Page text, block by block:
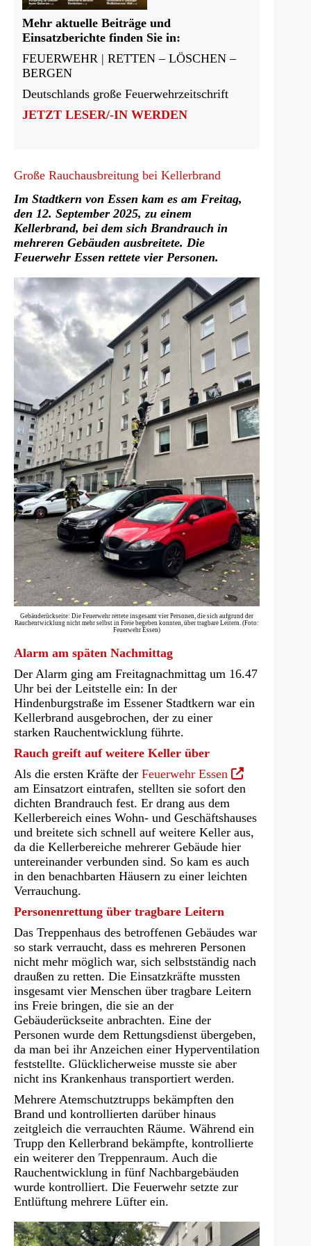
Mehr aktuelle Beiträge und
Einsatzberichte finden Sie in:
FEUERWEHR | RETTEN – LÖSCHEN –
BERGEN
Deutschlands große Feuerwehrzeitschrift
JETZT LESER/-IN WERDEN
Große Rauchausbreitung bei Kellerbrand
Im Stadtkern von Essen kam es am Freitag,
den 12. September 2025, zu einem
Kellerbrand, bei dem sich Brandrauch in
mehreren Gebäuden ausbreitete. Die
Feuerwehr Essen rettete vier Personen.
Gebäuderückseite: Die Feuerwehr rettete insgesamt vier Personen, die sich aufgrund der
Rauchentwicklung nicht mehr selbst in Freie begeben konnten, über tragbare Leitern. (Foto:
Feuerwehr Essen)
Alarm am späten Nachmittag
Der Alarm ging am Freitagnachmittag um 16.47
Uhr bei der Leitstelle ein: In der
Hindenburgstraße im Essener Stadtkern war ein
Kellerbrand ausgebrochen, der zu einer
starken Rauchentwicklung führte.
Rauch greift auf weitere Keller über
Als die ersten Kräfte der Feuerwehr Essen (Öffnet
in
einem
neuen
Tab)
am Einsatzort eintrafen, stellten sie sofort den
dichten Brandrauch fest. Er drang aus dem
Kellerbereich eines Wohn- und Geschäftshauses
und breitete sich schnell auf weitere Keller aus,
da die Kellerbereiche mehrerer Gebäude hier
untereinander verbunden sind. So kam es auch
in den benachbarten Häusern zu einer leichten
Verrauchung.
Personenrettung über tragbare Leitern
Das Treppenhaus des betroffenen Gebäudes war
so stark verraucht, dass es mehreren Personen
nicht mehr möglich war, sich selbstständig nach
draußen zu retten. Die Einsatzkräfte mussten
insgesamt vier Menschen über tragbare Leitern
ins Freie bringen, die sie an der
Gebäuderückseite anbrachten. Eine der
Personen wurde dem Rettungsdienst übergeben,
da man bei ihr Anzeichen einer Hyperventilation
feststellte. Glücklicherweise musste sie aber
nicht ins Krankenhaus transportiert werden.
Mehrere Atemschutztrupps bekämpften den
Brand und kontrollierten darüber hinaus
zeitgleich die verrauchten Räume. Während ein
Trupp den Kellerbrand bekämpfte, kontrollierte
ein weiterer den Treppenraum. Auch die
Rauchentwicklung in fünf Nachbargebäuden
wurde kontrolliert. Die Feuerwehr setzte zur
Entlüftung mehrere Lüfter ein.